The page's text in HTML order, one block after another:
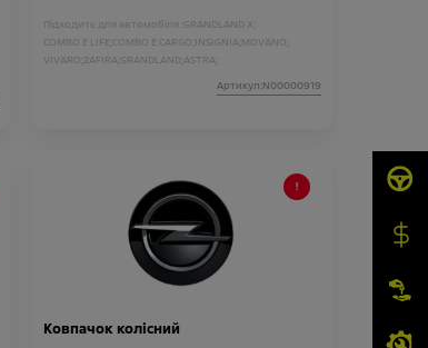
Підходить для автомобіля :
GRANDLAND X;
COMBO E LIFE; COMBO E CARGO; INSIGNIA; MOVANO;
VIVARO; ZAFIRA; GRANDLAND; ASTRA;
Артикул:N00000919
Ковпачок колісний